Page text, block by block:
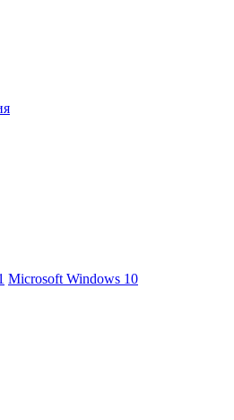
Microsoft Windows 10